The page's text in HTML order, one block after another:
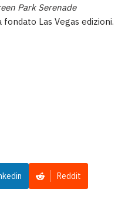
Park Serenade
Las Vegas edizioni.
Reddit